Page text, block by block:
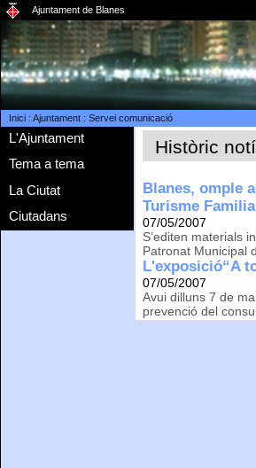
Ajuntament de Blanes
Inici: Ajuntament: Servei comunicació
L'Ajuntament
Tema a tema
La Ciutat
Ciutadans
Històric
Blanes, omple
Turisme
07/05/2007
S’editen materials
Patronat Municipal
L'exposició“A
07/05/2007
Avui dilluns 7 de
prevenció del